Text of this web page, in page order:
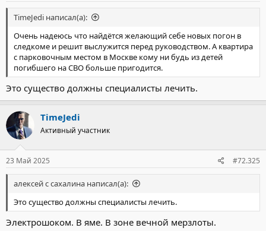
TimeJedi написал(а):
Очень надеюсь что найдётся желающий себе новых погон в
следкоме и решит выслужится перед руководством. А квартира
с парковочным местом в Москве кому ни будь из детей
погибшего на СВО больше пригодится.
Это существо должны специалисты лечить.
TimeJedi
Активный участник
23 Май 2025 #72.325
алексей с сахалина написал(а):
Это существо должны специалисты лечить.
Электрошоком. В яме. В зоне вечной мерзлоты.